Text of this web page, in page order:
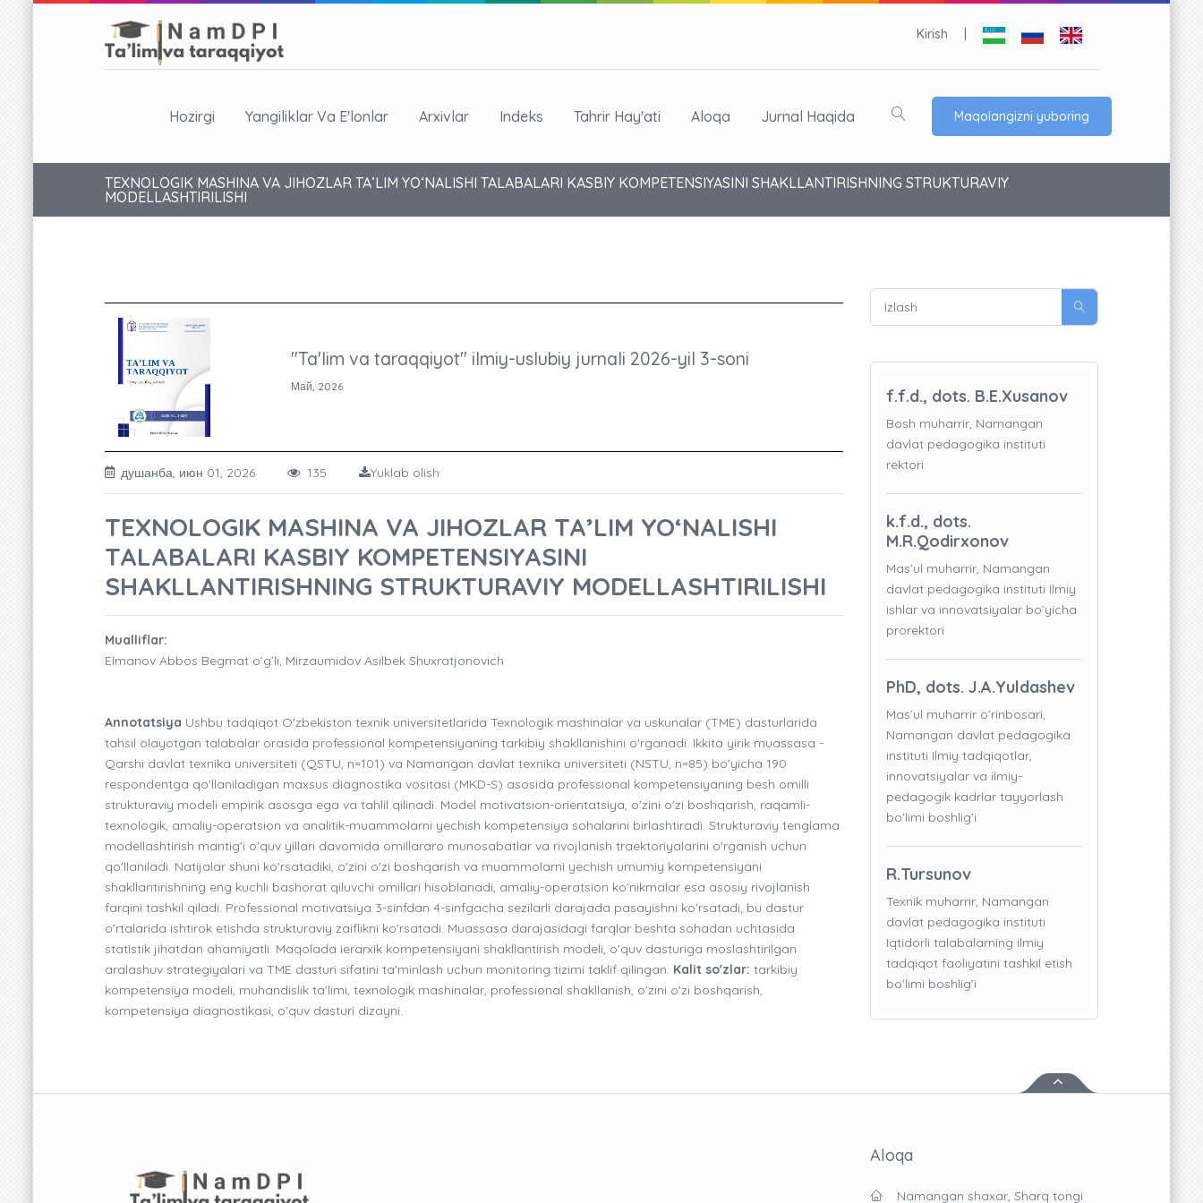
Kirish
Hozirgi Yangiliklar Va E'lonlar Arxivlar Indeks Tahrir Hay'ati Aloqa Jurnal Haqida Maqolangizni yuboring
TEXNOLOGIK MASHINA VA JIHOZLAR TA’LIM YO‘NALISHI TALABALARI KASBIY KOMPETENSIYASINI SHAKLLANTIRISHNING STRUKTURAVIY
MODELLASHTIRILISHI
"Ta'lim va taraqqiyot" ilmiy-uslubiy jurnali 2026-yil 3-soni
Май, 2026
душанба, июн 01, 2026 135 Yuklab olish
TEXNOLOGIK MASHINA VA JIHOZLAR TA’LIM YO‘NALISHI
TALABALARI KASBIY KOMPETENSIYASINI
SHAKLLANTIRISHNING STRUKTURAVIY MODELLASHTIRILISHI
Mualliflar:
Elmanov Abbos Begmat o’g’li, Mirzaumidov Asilbek Shuxratjonovich
Annotatsiya Ushbu tadqiqot O'zbekiston texnik universitetlarida Texnologik mashinalar va uskunalar (TME) dasturlarida
tahsil olayotgan talabalar orasida professional kompetensiyaning tarkibiy shakllanishini o'rganadi. Ikkita yirik muassasa -
Qarshi davlat texnika universiteti (QSTU, n=101) va Namangan davlat texnika universiteti (NSTU, n=85) bo'yicha 190
respondentga qo'llaniladigan maxsus diagnostika vositasi (MKD-S) asosida professional kompetensiyaning besh omilli
strukturaviy modeli empirik asosga ega va tahlil qilinadi. Model motivatsion-orientatsiya, o'zini o'zi boshqarish, raqamli-
texnologik, amaliy-operatsion va analitik-muammolarni yechish kompetensiya sohalarini birlashtiradi. Strukturaviy tenglama
modellashtirish mantig'i o'quv yillari davomida omillararo munosabatlar va rivojlanish traektoriyalarini o'rganish uchun
qo'llaniladi. Natijalar shuni ko'rsatadiki, o'zini o'zi boshqarish va muammolarni yechish umumiy kompetensiyani
shakllantirishning eng kuchli bashorat qiluvchi omillari hisoblanadi, amaliy-operatsion ko'nikmalar esa asosiy rivojlanish
farqini tashkil qiladi. Professional motivatsiya 3-sinfdan 4-sinfgacha sezilarli darajada pasayishni ko'rsatadi, bu dastur
o'rtalarida ishtirok etishda strukturaviy zaiflikni ko'rsatadi. Muassasa darajasidagi farqlar beshta sohadan uchtasida
statistik jihatdan ahamiyatli. Maqolada ierarxik kompetensiyani shakllantirish modeli, o'quv dasturiga moslashtirilgan
aralashuv strategiyalari va TME dasturi sifatini ta'minlash uchun monitoring tizimi taklif qilingan. Kalit so'zlar: tarkibiy
kompetensiya modeli, muhandislik ta'limi, texnologik mashinalar, professional shakllanish, o'zini o'zi boshqarish,
kompetensiya diagnostikasi, o'quv dasturi dizayni.
f.f.d., dots. B.E.Xusanov
Bosh muharrir, Namangan
davlat pedagogika instituti
rektori
k.f.d., dots.
M.R.Qodirxonov
Mas’ul muharrir, Namangan
davlat pedagogika instituti Ilmiy
ishlar va innovatsiyalar bo’yicha
prorektori
PhD, dots. J.A.Yuldashev
Mas’ul muharrir o’rinbosari,
Namangan davlat pedagogika
instituti Ilmiy tadqiqotlar,
innovatsiyalar va ilmiy-
pedagogik kadrlar tayyorlash
bo'limi boshlig’i
R.Tursunov
Texnik muharrir, Namangan
davlat pedagogika instituti
Iqtidorli talabalarning ilmiy
tadqiqot faoliyatini tashkil etish
bo'limi boshlig’i
Aloqa
Namangan shaxar, Sharq tongi